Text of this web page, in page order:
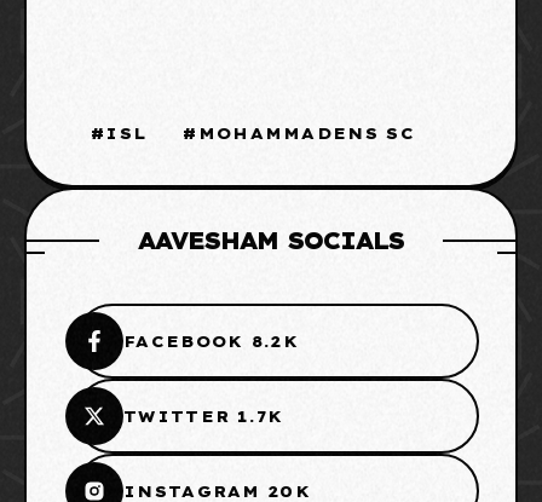
ISL MOHAMMADENS SC
AAVESHAM SOCIALS
FACEBOOK 8.2K
TWITTER 1.7K
INSTAGRAM 20K